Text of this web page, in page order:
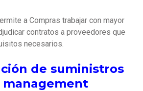
a Compras trabajar con mayor
contratos a proveedores que
necesarios.
de suministros